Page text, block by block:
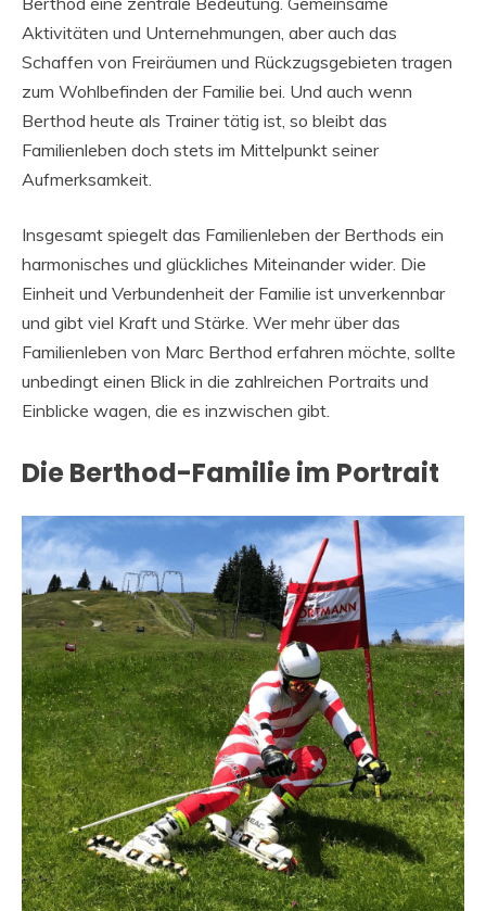
Aktivitäten und Unternehmungen, aber auch das
Schaffen von Freiräumen und Rückzugsgebieten tragen
zum Wohlbefinden der Familie bei. Und auch wenn
Berthod heute als Trainer tätig ist, so bleibt das
Familienleben doch stets im Mittelpunkt seiner
Aufmerksamkeit.
Insgesamt spiegelt das Familienleben der Berthods ein
harmonisches und glückliches Miteinander wider. Die
Einheit und Verbundenheit der Familie ist unverkennbar
und gibt viel Kraft und Stärke. Wer mehr über das
Familienleben von Marc Berthod erfahren möchte, sollte
unbedingt einen Blick in die zahlreichen Portraits und
Einblicke wagen, die es inzwischen gibt.
Die Berthod-Familie im Portrait